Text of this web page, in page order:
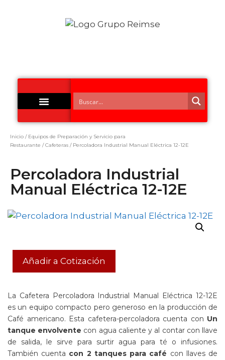
Inicio / Equipos de Preparación y Servicio para
Restaurante /Cafeteras / Percoladora Industrial Manual Eléctrica 12-12E
Percoladora Industrial
Manual Eléctrica 12-12E
Añadir a Cotización
La Cafetera Percoladora Industrial Manual Eléctrica 12-12E
es un equipo compacto pero generoso en la producción de
Café americano. Esta cafetera-percoladora cuenta con Un
tanque envolvente con agua caliente y al contar con llave
de salida, le sirve para surtir agua para té o infusiones.
También cuenta con 2 tanques para café con llaves de